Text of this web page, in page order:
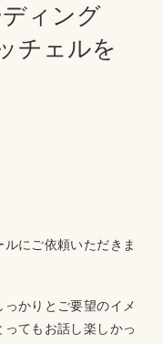
チェルを
にご依頼いただきま
かりとご要望のイメ
てもお話し楽しかっ